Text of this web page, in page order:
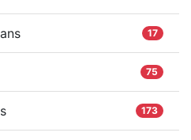
17
75
173